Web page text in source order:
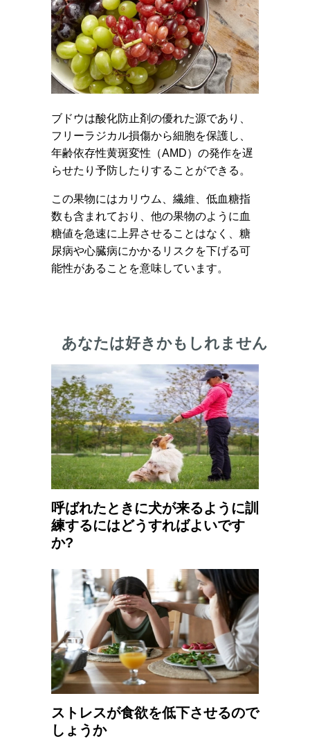
ブドウは酸化防止剤の優れた源であり、
フリーラジカル損傷から細胞を保護し、
年齢依存性黄斑変性（AMD）の発作を遅
らせたり予防したりすることができる。
この果物にはカリウム、繊維、低血糖指
数も含まれており、他の果物のように血
糖値を急速に上昇させることはなく、糖
尿病や心臓病にかかるリスクを下げる可
能性があることを意味しています。
あなたは好きかもしれません
呼ばれたときに犬が来るように訓
練するにはどうすればよいです
か?
ストレスが食欲を低下させるので
しょうか